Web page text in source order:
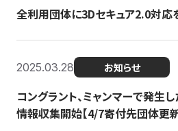
全利用団体に3Dセキュア2.0対応
2025.03.28 お知らせ
コングラント、ミャンマーで発生
情報収集開始【4/7寄付先団体更新